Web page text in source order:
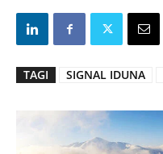
TAGI SIGNAL IDUNA